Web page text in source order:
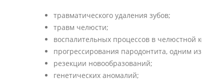
травматического удаления зубов;
травм челюсти;
воспалительных процессов в челюстной
прогрессирования пародонтита, одним
резекции новообразований;
генетических аномалий;